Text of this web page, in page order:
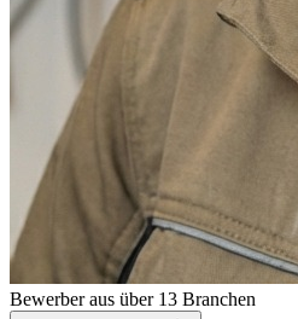
Bewerber aus über 13 Branchen